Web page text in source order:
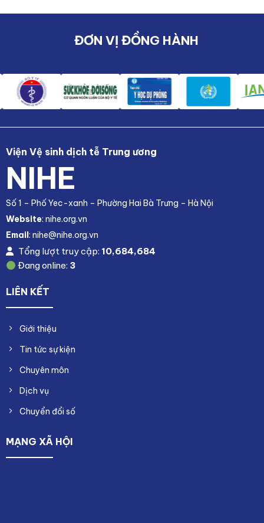
ĐƠN VỊ ĐỒNG HÀNH
Viện Vệ sinh dịch tễ Trung ương
NIHE
Số 1 – Phố Yec-xanh – Phường Hai Bà Trưng – Hà Nội
Website: nihe.org.vn
Email: nihe@nihe.org.vn
Tổng lượt truy cập: 10,684,684
Đang online: 3
LIÊN KẾT
Giới thiệu
Tin tức sự kiện
Chuyên môn
Dịch vụ
Chuyển đổi số
MẠNG XÃ HỘI